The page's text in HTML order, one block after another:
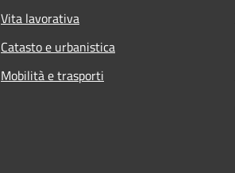
Vita lavorativa
Catasto e urbanistica
Mobilità e trasporti